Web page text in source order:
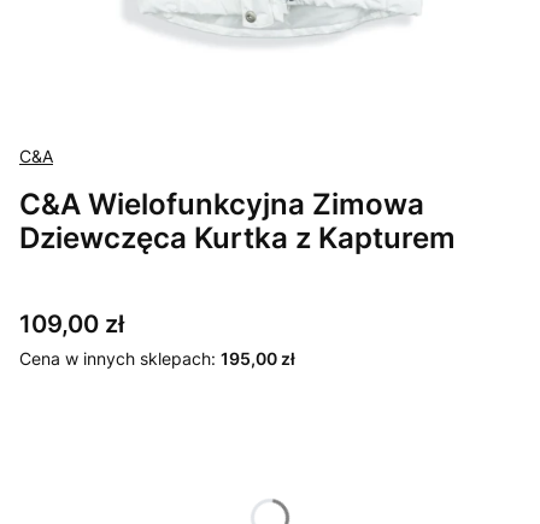
C&A
C&A Wielofunkcyjna Zimowa
Dziewczęca Kurtka z Kapturem
Cena
109,00 zł
Cena w innych sklepach: 195,00 zł